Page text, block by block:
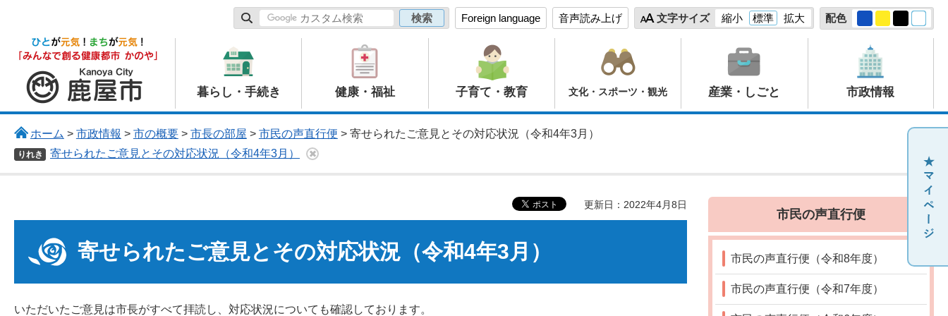
Foreign language 音声読み上げ 文字サイズ 縮小 標準 拡大 配色
鹿屋市
暮らし・手続き 健康・福祉 子育て・教育 文化・スポーツ・観光 産業・しごと 市政情報
ホーム > 市政情報 > 市の概要> 市長の部屋 > 市民の声直行便 > 寄せられたご意見とその対応状況（令和4年3月）
りれき 寄せられたご意見とその対応状況（令和4年3月）
更新日：2022年4月8日
寄せられたご意見とその対応状況（令和4年3月）
いただいたご意見は市長がすべて拝読し、対応状況についても確認しております。
市民の声直行便
市民の声直行便（令和8年度）
市民の声直行便（令和7年度）